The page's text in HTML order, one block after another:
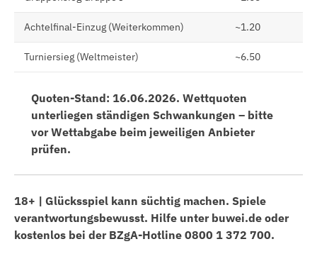
Achtelfinal-Einzug (Weiterkommen) ~1.20
Turniersieg (Weltmeister) ~6.50
Quoten-Stand: 16.06.2026. Wettquoten
unterliegen ständigen Schwankungen – bitte
vor Wettabgabe beim jeweiligen Anbieter
prüfen.
18+ | Glücksspiel kann süchtig machen. Spiele
verantwortungsbewusst. Hilfe unter buwei.de oder
kostenlos bei der BZgA-Hotline 0800 1 372 700.